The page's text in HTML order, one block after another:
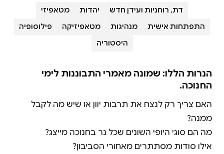
דת, רוחניות ועידן חדש יהדות
מטאפיזי
התפתחות אישית
מנהיגות מטאפיזיקה
פילוסופיה
היסטוריה
הנרות הללו: שמונה מאמרי התבוננות לימי
החנוכה.
האם צריך רק לנצח את תרבות יוון או שיש מה לקבל